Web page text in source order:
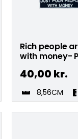
Rich people
with money-
40,00 kr.
8,56CM